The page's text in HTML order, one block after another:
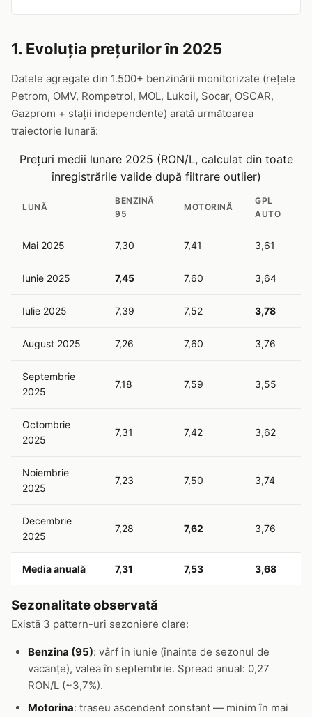
1. Evoluția prețurilor în 2025
Datele agregate din 1.500+ benzinării monitorizate (rețele
Petrom, OMV, Rompetrol, MOL, Lukoil, Socar, OSCAR,
Gazprom + stații independente) arată următoarea
traiectorie lunară:
Prețuri medii lunare 2025 (RON/L, calculat din toate
înregistrările valide după filtrare outlier)
LUNĂ
BENZINĂ
95
MOTORINĂ
GPL
AUTO
Mai 2025 7,30 7,41 3,61
Iunie 2025 7,45 7,60 3,64
Iulie 2025 7,39 7,52 3,78
August 2025 7,26 7,60 3,76
Septembrie
2025
7,18 7,59 3,55
Octombrie
2025
7,31 7,42 3,62
Noiembrie
2025
7,23 7,50 3,74
Decembrie
2025
7,28 7,62 3,76
Media anuală 7,31 7,53 3,68
Sezonalitate observată
Există 3 pattern-uri sezoniere clare:
Benzina (95): vârf în iunie (înainte de sezonul de
vacanțe), valea în septembrie. Spread anual: 0,27
RON/L (~3,7%).
Motorina: traseu ascendent constant — minim în mai